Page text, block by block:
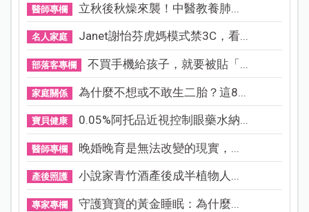
醫師專欄 立秋後秋燥來襲！中醫教養肺...
名人家庭 Janet謝怡芬虎媽模式禁3C，看...
部落客專欄 不買手機給孩子，就要被貼「...
家庭關係 為什麼不想或不敢生二胎？這8...
寶貝健康 0.05%阿托品近視控制眼藥水納...
醫師專欄 晚婚晚育是無法改變的現實，...
產後照護 小說家青竹酒產後成半植物人...
專家專欄 守護寶寶的黃金睡眠：為什麼...